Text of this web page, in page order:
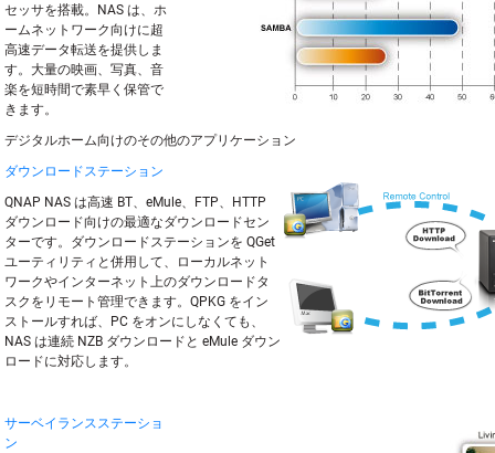
セッサを搭載。NAS は、ホ
ームネットワーク向けに超
高速データ転送を提供しま
す。大量の映画、写真、音
楽を短時間で素早く保管で
きます。
デジタルホーム向けのその他のアプリケーション
ダウンロードステーション
QNAP NAS は高速 BT、eMule、FTP、HTTP
ダウンロード向けの最適なダウンロードセン
ターです。ダウンロードステーションを QGet
ユーティリティと併用して、ローカルネット
ワークやインターネット上のダウンロードタ
スクをリモート管理できます。QPKG をイン
ストールすれば、PC をオンにしなくても、
NAS は連続 NZB ダウンロードと eMule ダウン
ロードに対応します。
サーベイランスステーショ
ン